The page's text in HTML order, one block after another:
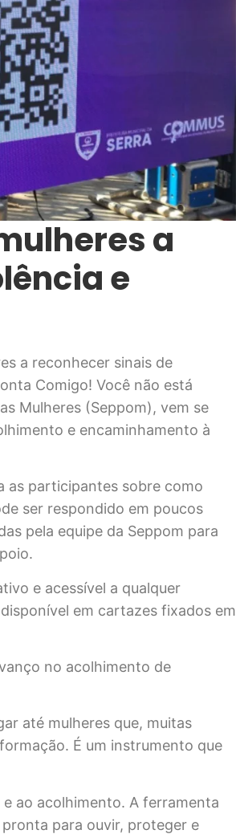
a
e
a reconhecer sinais de
Comigo! Você não está
Mulheres (Seppom), vem se
e encaminhamento à
as participantes sobre como
ser respondido em poucos
pela equipe da Seppom para
e acessível a qualquer
em cartazes fixados em
no acolhimento de
até mulheres que, muitas
É um instrumento que
ao acolhimento. A ferramenta
para ouvir, proteger e